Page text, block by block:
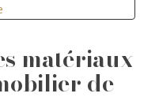
élégant et
réussi
maîtresses
matériaux
de